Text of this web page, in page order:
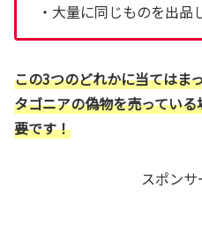
・大量に同じものを出品
この3つのどれかに当てはま
タゴニアの偽物を売ってい
要です！
スポンサ